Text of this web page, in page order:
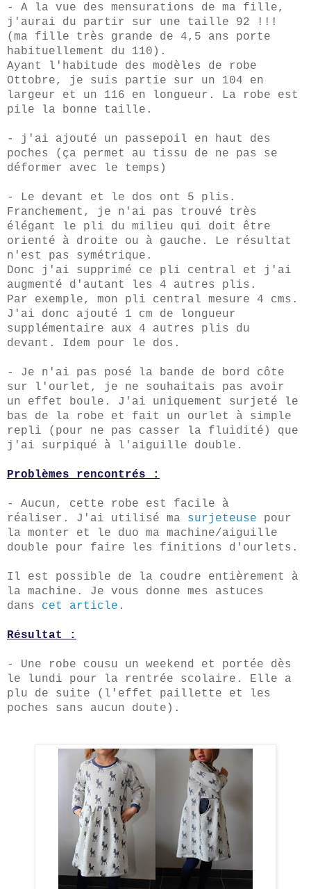
- A la vue des mensurations de ma fille,
j'aurai du partir sur une taille 92 !!!
(ma fille très grande de 4,5 ans porte
habituellement du 110).
Ayant l'habitude des modèles de robe
Ottobre, je suis partie sur un 104 en
largeur et un 116 en longueur. La robe est
pile la bonne taille.
- j'ai ajouté un passepoil en haut des
poches (ça permet au tissu de ne pas se
déformer avec le temps)
- Le devant et le dos ont 5 plis.
Franchement, je n'ai pas trouvé très
élégant le pli du milieu qui doit être
orienté à droite ou à gauche. Le résultat
n'est pas symétrique.
Donc j'ai supprimé ce pli central et j'ai
augmenté d'autant les 4 autres plis.
Par exemple, mon pli central mesure 4 cms.
J'ai donc ajouté 1 cm de longueur
supplémentaire aux 4 autres plis du
devant. Idem pour le dos.
- Je n'ai pas posé la bande de bord côte
sur l'ourlet, je ne souhaitais pas avoir
un effet boule. J'ai uniquement surjeté le
bas de la robe et fait un ourlet à simple
repli (pour ne pas casser la fluidité) que
j'ai surpiqué à l'aiguille double.
Problèmes rencontrés :
- Aucun, cette robe est facile à
réaliser. J'ai utilisé ma surjeteuse pour
la monter et le duo ma machine/aiguille
double pour faire les finitions d'ourlets.
Il est possible de la coudre entièrement à
la machine. Je vous donne mes astuces
dans cet article .
Résultat :
- Une robe cousu un weekend et portée dès
le lundi pour la rentrée scolaire. Elle a
plu de suite (l'effet paillette et les
poches sans aucun doute).